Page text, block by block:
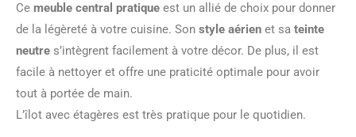
Ce meuble central pratique est un allié de choix pour donner
de la légèreté à votre cuisine. Son style aérien et sa teinte
neutre s’intègrent facilement à votre décor. De plus, il est
facile à nettoyer et offre une praticité optimale pour avoir
tout à portée de main.
L’îlot avec étagères est très pratique pour le quotidien.